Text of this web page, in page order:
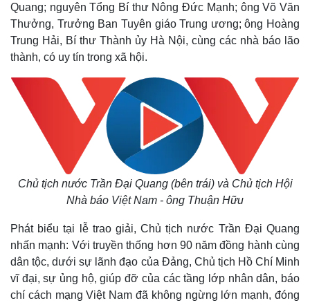
Quang; nguyên Tổng Bí thư Nông Đức Mạnh; ông Võ Văn
Thưởng, Trưởng Ban Tuyên giáo Trung ương; ông Hoàng
Trung Hải, Bí thư Thành ủy Hà Nội, cùng các nhà báo lão
thành, có uy tín trong xã hội.
Chủ tịch nước Trần Đại Quang (bên trái) và Chủ tịch Hội
Nhà báo Việt Nam - ông Thuận Hữu
Phát biểu tại lễ trao giải, Chủ tịch nước Trần Đại Quang
nhấn mạnh: Với truyền thống hơn 90 năm đồng hành cùng
dân tộc, dưới sự lãnh đạo của Đảng, Chủ tịch Hồ Chí Minh
vĩ đại, sự ủng hộ, giúp đỡ của các tầng lớp nhân dân, báo
chí cách mạng Việt Nam đã không ngừng lớn mạnh, đóng